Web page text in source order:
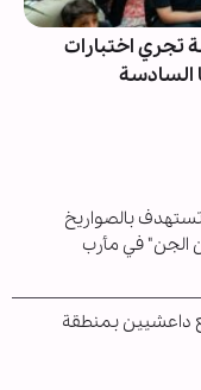
تجري اختبارات
السادسة
بالصواريخ
الجن" في مأرب
داعشيين بمنطقة